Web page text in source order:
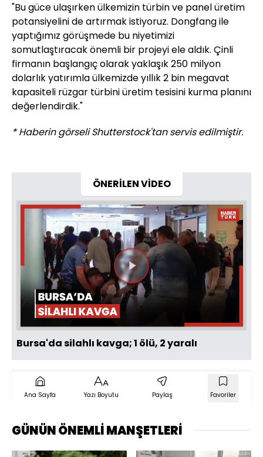
"Bu güce ulaşırken ülkemizin türbin ve panel üretim
potansiyelini de artırmak istiyoruz. Dongfang ile
yaptığımız görüşmede bu niyetimizi
somutlaştıracak önemli bir projeyi ele aldık. Çinli
firmanın başlangıç olarak yaklaşık 250 milyon
dolarlık yatırımla ülkemizde yıllık 2 bin megavat
kapasiteli rüzgar türbini üretim tesisini kurma planını
değerlendirdik."
* Haberin görseli Shutterstock'tan servis edilmiştir.
ÖNERİLEN VİDEO
Videoyu
Oynat
Bursa'da silahlı kavga; 1 ölü, 2 yaralı
Ana Sayfa Yazı Boyutu Paylaş Favoriler
GÜNÜN ÖNEMLİ MANŞETLERİ